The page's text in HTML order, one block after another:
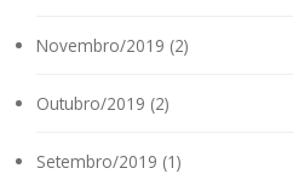
Novembro/2019 (2)
Outubro/2019 (2)
Setembro/2019 (1)